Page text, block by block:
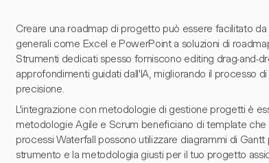
Creare una roadmap di progetto può essere facilitato
generali come Excel e PowerPoint a soluzioni di
Strumenti dedicati spesso forniscono editing drag-and-
approfondimenti guidati dall'IA, migliorando il processo
precisione.
L'integrazione con metodologie di gestione progetti è
metodologie Agile e Scrum beneficiano di template
processi Waterfall possono utilizzare diagrammi di
strumento e la metodologia giusti per il tuo progetto